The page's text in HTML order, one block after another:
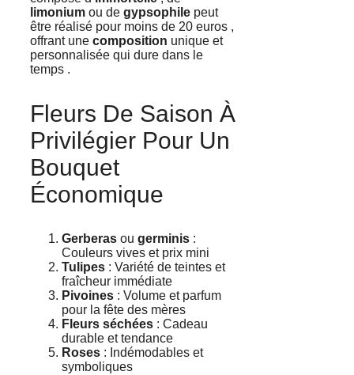
limonium ou de gypsophile peut
être réalisé pour moins de 20 euros ,
offrant une composition unique et
personnalisée qui dure dans le
temps .
Fleurs De Saison À
Privilégier Pour Un
Bouquet
Économique
Gerberas ou germinis :
Couleurs vives et prix mini
Tulipes : Variété de teintes et
fraîcheur immédiate
Pivoines : Volume et parfum
pour la fête des mères
Fleurs séchées : Cadeau
durable et tendance
Roses : Indémodables et
symboliques